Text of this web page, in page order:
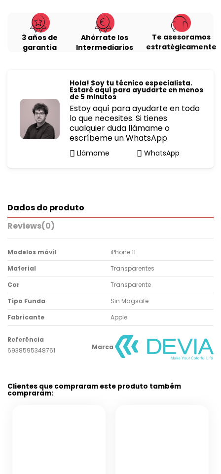
3 años de
garantía
Ahórrate los
Intermediarios
Te asesoramos
estratégicamente
Hola! Soy tu técnico especialista.
Estaré aquí para ayudarte en menos
de 5 minutos
Estoy aquí para ayudarte en todo
lo que necesites. Si tienes
cualquier duda llámame o
escríbeme un WhatsApp
Llámame WhatsApp
Dados do produto
Reviews(0)
Modelos móvil
iPhone 11
Material
Transparentes
Cor
Transparente
Tipo Funda
Sin Magsafe
Fabricante
Apple
Marca
Referência
6938595348761
Clientes que compraram este produto também
compraram: